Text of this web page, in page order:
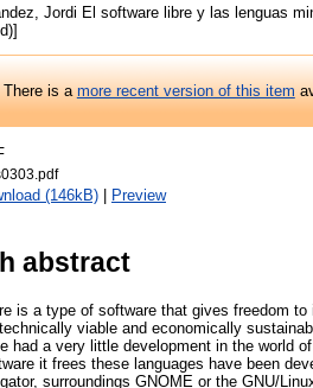
Jordi El software libre y las lenguas
There is amore recent version of this item
(146kB) Preview
abstract
is a type of software that gives freedom
viable and economically
had a very little development in the world
it frees these languages have been
surroundings GNOME or the GNU/